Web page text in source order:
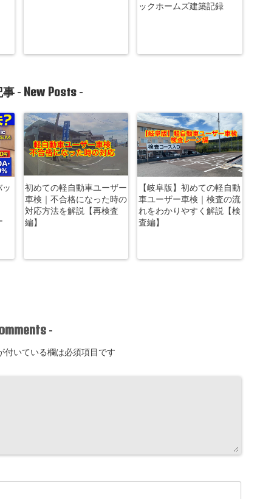
ックホームズ建築記録
- New Posts -
初めての軽自動車ユーザー
車検｜不合格になった時の
対応方法を解説【再検査
編】
【岐阜版】初めての軽自動
車ユーザー車検｜検査の流
れをわかりやすく解説【検
査編】
-
付いている欄は必須項目です